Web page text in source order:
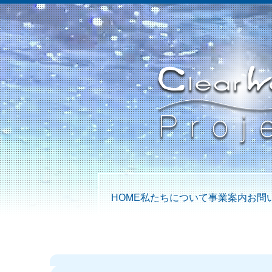
HOME私たちについて事業案内お問